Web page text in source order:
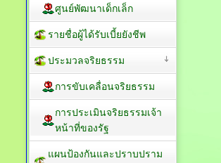
ศูนย์พัฒนาเด็กเล็ก
รายชื่อผู้ได้รับเบี้ยยังชีพ
ประมวลจริยธรรม
การขับเคลื่อนจริยธรรม
การประเมินจริยธรรมเจ้า
หน้าที่ของรัฐ
แผนป้องกันและปราบปราม